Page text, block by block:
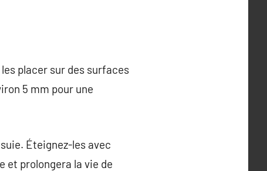
placer sur des surfaces
5 mm pour une
Éteignez-les avec
et prolongera la vie de